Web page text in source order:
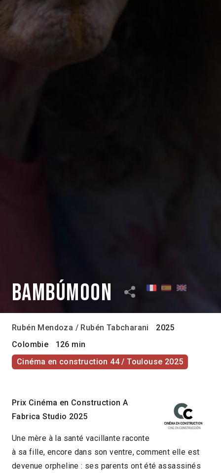
BambúMoon
Rubén Mendoza / Rubén Tabcharani
2025
Colombie
126 min
Cinéma en construction 44 / Toulouse 2025
Prix Cinéma en Construction A
Fabrica Studio 2025
Une mère à la santé vacillante raconte
à sa fille, encore dans son ventre, comment elle est
devenue orpheline : ses parents ont été assassinés